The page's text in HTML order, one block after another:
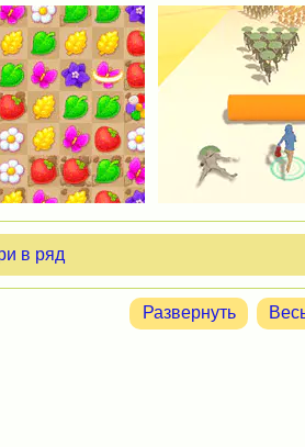
в ряд
Развернуть